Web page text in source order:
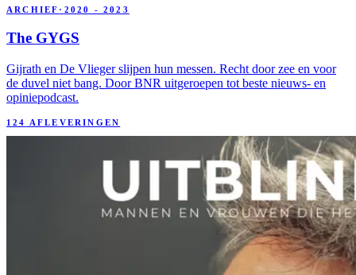
ARCHIEF · 2020 - 2023
The GYGS
Gijrath en De Vlieger slijpen hun messen. Recht door zee en voor
de duvel niet bang. Door BNR uitgeroepen tot beste nieuws- en
opiniepodcast.
124 AFLEVERINGEN